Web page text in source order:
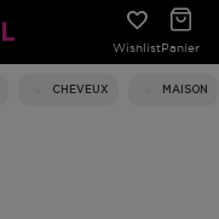
WishlistPanier
CHEVEUX MAISON